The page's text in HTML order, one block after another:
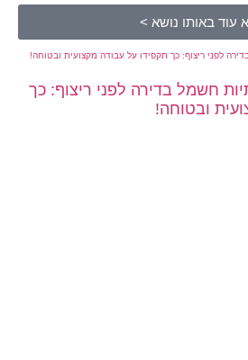
עוד באותו נושא >
חשמל בדירה לפני ריצוף: כך
ובטוחה!